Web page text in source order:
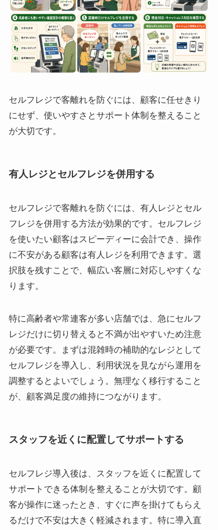
セルフレジで客離れを防ぐには、顧客に任せきり
にせず、使いやすさとサポート体制を整えること
が大切です。
有人レジとセルフレジを併用する
セルフレジで客離れを防ぐには、有人レジとセル
フレジを併用する方法が効果的です。セルフレジ
を使いたい顧客はスピーディーに会計でき、操作
に不安がある顧客は有人レジを利用できます。選
択肢を残すことで、幅広い客層に対応しやすくな
ります。
特に高齢者や常連客が多い店舗では、急にセルフ
レジだけに切り替えると不満が出やすいため注意
が必要です。まずは混雑時の補助的なレジとして
セルフレジを導入し、利用状況を見ながら運用を
調整するとよいでしょう。無理なく移行すること
が、顧客満足度の維持につながります。
スタッフを近くに配置してサポートする
セルフレジ導入後は、スタッフを近くに配置して
サポートできる体制を整えることが大切です。顧
客が操作に迷ったとき、すぐに声を掛けてもらえ
るだけで不安は大きく軽減されます。特に導入直